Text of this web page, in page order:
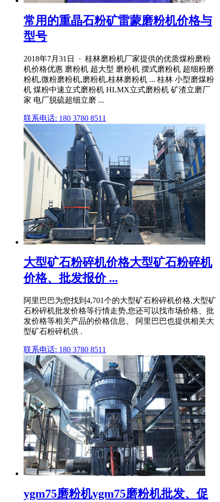
常用的重晶石粉矿雷蒙磨粉机价格与
型号
2018年7月31日 · 桂林磨粉机厂家提供的优质煤粉磨粉
机价格优惠 磨粉机 超大型 磨粉机 摆式磨粉机 超细粉磨
粉机,微粉磨粉机,磨粉机,桂林磨粉机 ... 桂林 小型磨煤粉
机 煤粉中速立式磨粉机 HLMX立式磨粉机 矿渣立磨厂
家 电厂脱硫超细立磨 ...
联系电话: 180 3780 8511
大型矿石粉碎机价格大型矿石粉碎机
价格、批发报价 ...
阿里巴巴为您找到4,701个的大型矿石粉碎机价格,大型矿
石粉碎机批发价格等行情走势,您还可以找市场价格、批
发价格等相关产品的价格信息。 阿里巴巴也提供相关大
型矿石粉碎机供 .
联系电话: 180 3780 8511
ygm75磨粉机ygm75磨粉机批发、促